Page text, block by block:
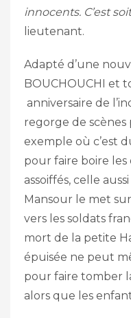
innocents. C’est
lieutenant.
Adapté d’une
BOUCHOUCHI et
anniversaire de
regorge de
exemple où c’est
pour faire boire
assoiffés, celle
Mansour le met
vers les soldats
mort de la petite
épuisée ne peut
pour faire tomber
alors que les